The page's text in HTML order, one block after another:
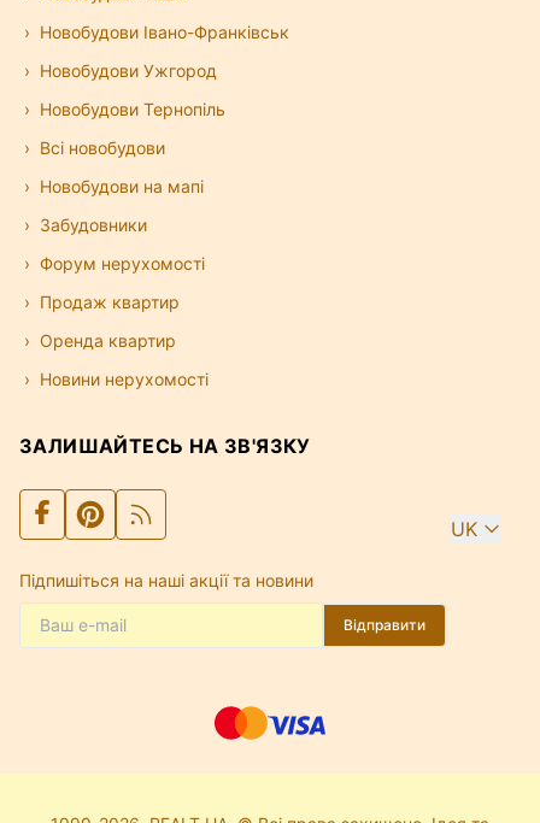
Новобудови Івано-Франківськ
Новобудови Ужгород
Новобудови Тернопіль
Всі новобудови
Новобудови на мапі
Забудовники
Форум нерухомості
Продаж квартир
Оренда квартир
Новини нерухомості
ЗАЛИШАЙТЕСЬ НА ЗВ'ЯЗКУ
UK
Підпишіться на наші акції та новини
Відправити